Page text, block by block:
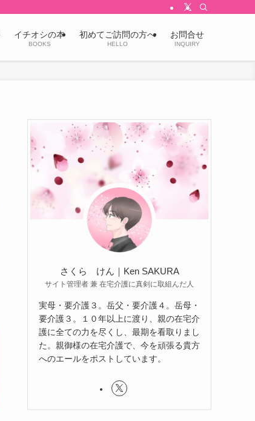
イチオシの本
BOOKS
初めてご訪問の方へ
HELLO
お問合せ
INQUIRY
さくら けん｜Ken SAKURA
サイト管理者 兼 在宅介護に真剣に取組んだ人
実母・要介護３。岳父・要介護４。岳母・
要介護３。１０年以上に渡り、親の在宅介
護に全ての力を尽くし、最期を看取りまし
た。親御様の在宅介護で、今を頑張る貴方
へのエールをポストしています。